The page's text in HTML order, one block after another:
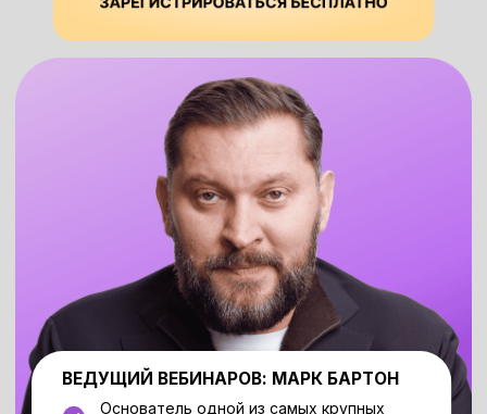
Основатель и ректор Международного
института психологии и психотерапии
Психолог, телеведущий
Основатель одной из самых крупных
онлайн-школы по психологии
ВЕДУЩИЙ ВЕБИНАРОВ: МАРК БАРТОН